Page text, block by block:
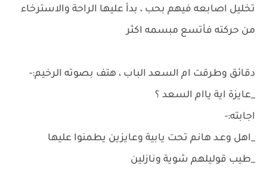
تخليل اصابعه فيهم بحب ، بدأ عليها الراحة والاسترخاء
من حركته فأتسع مبسمه اكثر
دقائق وطرقت ام السعد الباب ، هتف بصوته الرخيم:-
_عايزة اية ياام السعد ؟
اجابته:-
_اهل وعـد هانم تحت يابية وعايزين يطمنوا عليها
_طيب قوليلهم شوية ونازلين